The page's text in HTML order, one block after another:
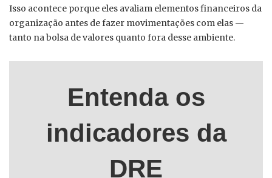
Isso acontece porque eles avaliam elementos financeiros da
organização antes de fazer movimentações com elas —
tanto na bolsa de valores quanto fora desse ambiente.
Entenda os
indicadores da
DRE